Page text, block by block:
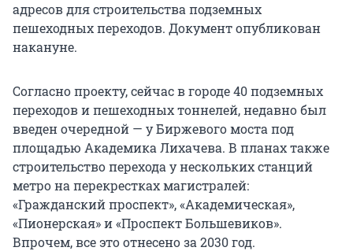
адресов для строительства подземных
пешеходных переходов. Документ опубликован
накануне.
Согласно проекту, сейчас в городе 40 подземных
переходов и пешеходных тоннелей, недавно был
введен очередной — у Биржевого моста под
площадью Академика Лихачева. В планах также
строительство перехода у нескольких станций
метро на перекрестках магистралей:
«Гражданский проспект», «Академическая»,
«Пионерская» и «Проспект Большевиков».
Впрочем, все это отнесено за 2030 год.